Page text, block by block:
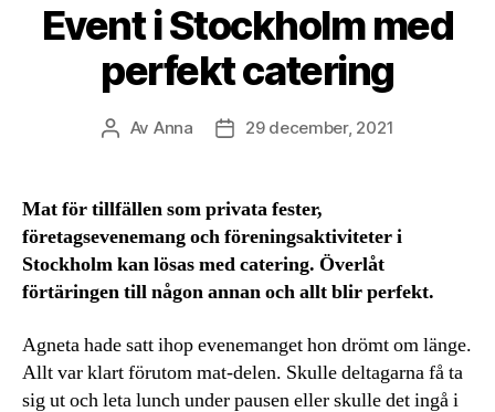
Event i Stockholm med
perfekt catering
Inläggsförfattare
Av Anna Inläggsdatum
29 december, 2021
Mat för tillfällen som privata fester,
företagsevenemang och föreningsaktiviteter i
Stockholm kan lösas med catering. Överlåt
förtäringen till någon annan och allt blir perfekt.
Agneta hade satt ihop evenemanget hon drömt om länge.
Allt var klart förutom mat-delen. Skulle deltagarna få ta
sig ut och leta lunch under pausen eller skulle det ingå i